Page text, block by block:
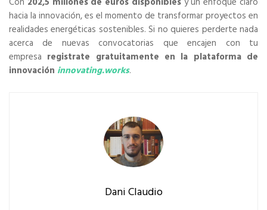
hacia la innovación, es el momento de transformar proyectos en
realidades energéticas sostenibles. Si no quieres perderte nada
acerca de nuevas convocatorias que encajen con tu
empresa registrate gratuitamente en la plataforma de
innovación innovating.works.
Dani Claudio